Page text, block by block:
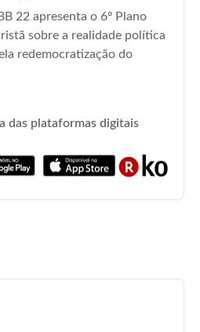
22 apresenta o 6º Plano
sobre a realidade política
redemocratização do
das plataformas digitais